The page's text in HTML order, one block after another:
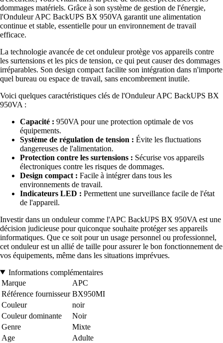
dommages matériels. Grâce à son système de gestion de l'énergie,
l'Onduleur APC BackUPS BX 950VA garantit une alimentation
continue et stable, essentielle pour un environnement de travail
efficace.
La technologie avancée de cet onduleur protège vos appareils contre
les surtensions et les pics de tension, ce qui peut causer des dommages
irréparables. Son design compact facilite son intégration dans n'importe
quel bureau ou espace de travail, sans encombrement inutile.
Voici quelques caractéristiques clés de l'Onduleur APC BackUPS BX
950VA :
Capacité : 950VA pour une protection optimale de vos
équipements.
Système de régulation de tension : Évite les fluctuations
dangereuses de l'alimentation.
Protection contre les surtensions : Sécurise vos appareils
électroniques contre les risques de dommages.
Design compact : Facile à intégrer dans tous les
environnements de travail.
Indicateurs LED : Permettent une surveillance facile de l'état
de l'appareil.
Investir dans un onduleur comme l'APC BackUPS BX 950VA est une
décision judicieuse pour quiconque souhaite protéger ses appareils
informatiques. Que ce soit pour un usage personnel ou professionnel,
cet onduleur est un allié de taille pour assurer le bon fonctionnement de
vos équipements, même dans les situations imprévues.
Informations complémentaires
Marque
APC
Référence fournisseur BX950MI
Couleur
noir
Couleur dominante
Noir
Genre
Mixte
Age
Adulte